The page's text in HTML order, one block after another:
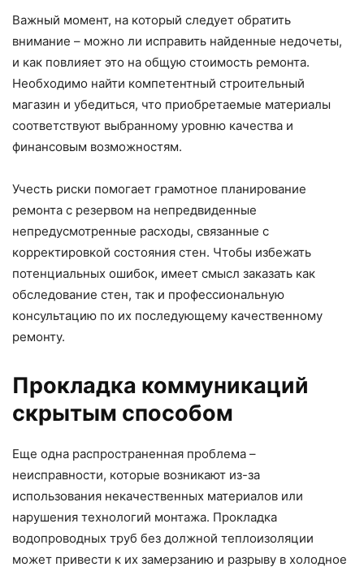
Важный момент, на который следует обратить
внимание – можно ли исправить найденные недочеты,
и как повлияет это на общую стоимость ремонта.
Необходимо найти компетентный строительный
магазин и убедиться, что приобретаемые материалы
соответствуют выбранному уровню качества и
финансовым возможностям.
Учесть риски помогает грамотное планирование
ремонта с резервом на непредвиденные
непредусмотренные расходы, связанные с
корректировкой состояния стен. Чтобы избежать
потенциальных ошибок, имеет смысл заказать как
обследование стен, так и профессиональную
консультацию по их последующему качественному
ремонту.
Прокладка коммуникаций
скрытым способом
Еще одна распространенная проблема –
неисправности, которые возникают из-за
использования некачественных материалов или
нарушения технологий монтажа. Прокладка
водопроводных труб без должной теплоизоляции
может привести к их замерзанию и разрыву в холодное